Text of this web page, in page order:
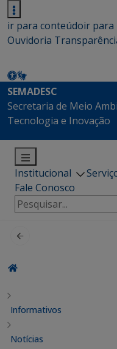
ir para conteúdoir para
Ouvidoria
SEMADESC
Secretaria de Meio
Tecnologia e Inovação
Institucional
Fale Conosco
Pesquisar
por:
Informativos
Notícias